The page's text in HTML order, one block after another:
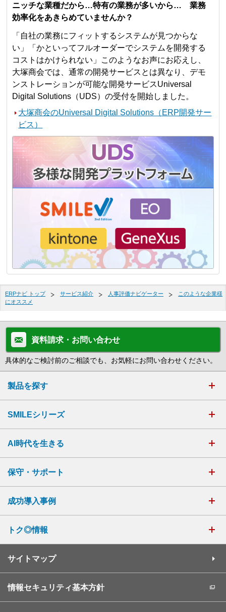
ニッチな業種だから…特有の業務が多いから… 業務
効率化をあきらめていませんか？
「自社の業務にフィットするシステムが見つからな
い」「かといってフルオーダーでシステムを開発する
コストはかけられない」このようなお声にお応えし、
大塚商会では、通常の開発サービスとは異なり、デモ
ンストレーションが可能な開発サービスUniversal
Digital Solutions（UDS）の受付を開始しました。
大塚商会のUniversal Digital Solutions（ERP開発サー
ビス）
ERPナビ トップ サービス紹介 人事評価ナビゲーター
このような企業様
にオススメ
資料請求・お問い合わせ
具体的なご検討前のご相談でも、お気軽にお問い合わせください。
製品を探す
SMILEシリーズ
AI時代を生きる
保守・サポート
成功導入事例
トク◎情報
サイトマップ
情報セキュリティ基本方針